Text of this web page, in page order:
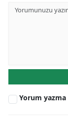
Yorum yazma